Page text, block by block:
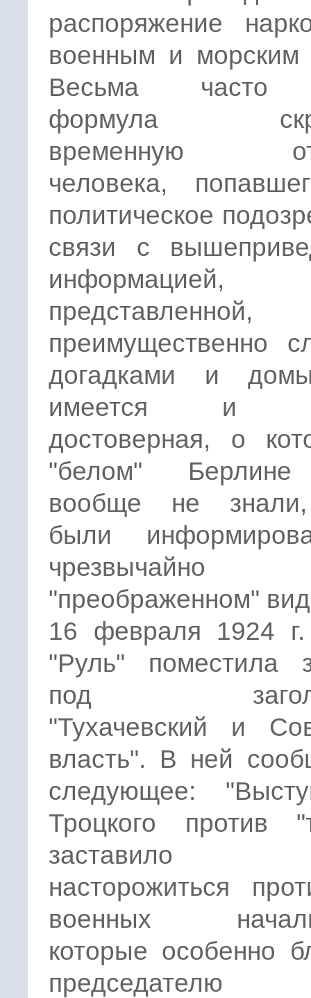
распоряжение
военным и морским
Весьма часто
формула
временную
человека,
политическое
связи с
информацией,
представленной,
преимущественно
догадками и
имеется и
достоверная, о
"белом"
вообще не
были
чрезвычайно
"преображенном"
16 февраля 1924 г.
"Руль" поместила
под
"Тухачевский и
власть". В ней
следующее:
Троцкого против
насторожиться
военных
которые особенно
председателю